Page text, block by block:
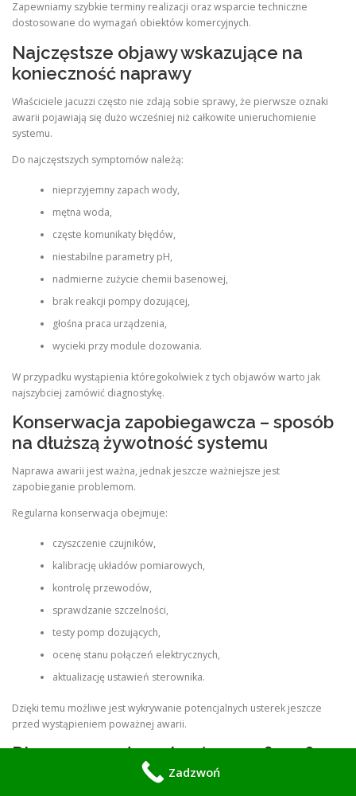
Zapewniamy szybkie terminy realizacji oraz wsparcie techniczne
dostosowane do wymagań obiektów komercyjnych.
Najczęstsze objawy wskazujące na
konieczność naprawy
Właściciele jacuzzi często nie zdają sobie sprawy, że pierwsze oznaki
awarii pojawiają się dużo wcześniej niż całkowite unieruchomienie
systemu.
Do najczęstszych symptomów należą:
nieprzyjemny zapach wody,
mętna woda,
częste komunikaty błędów,
niestabilne parametry pH,
nadmierne zużycie chemii basenowej,
brak reakcji pompy dozującej,
głośna praca urządzenia,
wycieki przy module dozowania.
W przypadku wystąpienia któregokolwiek z tych objawów warto jak
najszybciej zamówić diagnostykę.
Konserwacja zapobiegawcza – sposób
na dłuższą żywotność systemu
Naprawa awarii jest ważna, jednak jeszcze ważniejsze jest
zapobieganie problemom.
Regularna konserwacja obejmuje:
czyszczenie czujników,
kalibrację układów pomiarowych,
kontrolę przewodów,
sprawdzanie szczelności,
testy pomp dozujących,
ocenę stanu połączeń elektrycznych,
aktualizację ustawień sterownika.
Dzięki temu możliwe jest wykrywanie potencjalnych usterek jeszcze
przed wystąpieniem poważnej awarii.
Dlaczego warto wybrać naszą firmę?
Nasz serwis specjalizuje się w systemach automatyki stosowanych w
Zadzwoń